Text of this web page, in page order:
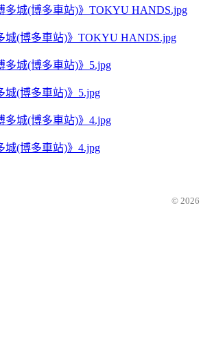
城(博多車站)》TOKYU HANDS.jpg
城(博多車站)》5.jpg
城(博多車站)》4.jpg
© 2026